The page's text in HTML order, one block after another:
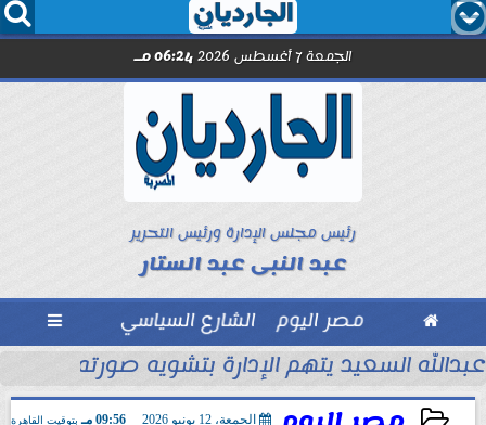
  
الجمعة 7 أغسطس 2026 06:24 مـ
رئيس مجلس الإدارة ورئيس التحرير
عبد النبى عبد الستار
 مصر اليوم الشارع السياسي 
مترو الأنفاق..
عبدالله السعيد يتهم الإدارة بتشويه صورته أمام
الجمعة، 12 يونيو 2026 09:56 مـ بتوقيت القاهرة